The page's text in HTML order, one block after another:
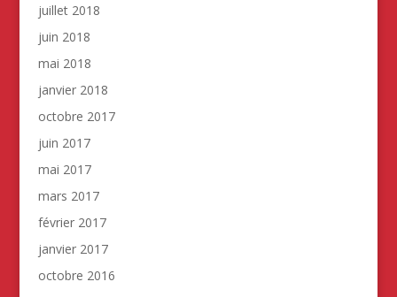
juillet 2018
juin 2018
mai 2018
janvier 2018
octobre 2017
juin 2017
mai 2017
mars 2017
février 2017
janvier 2017
octobre 2016